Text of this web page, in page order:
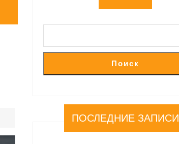
Поиск
ПОСЛЕДНИЕ ЗАПИСИ